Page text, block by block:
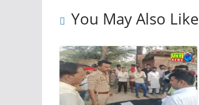
You May Also Like